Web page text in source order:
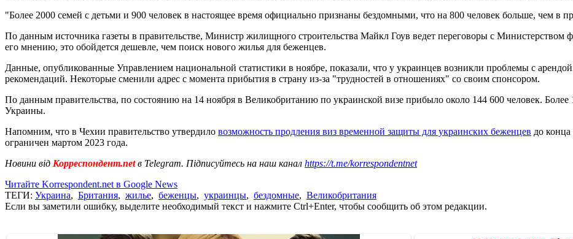
"Более 2000 семей с детьми и 900 человек в настоящее время официально признаны бездомными, что на 800 человек больше, чем в
По данным источника газеты в правительстве, Министр жилищного строительства Майкл Гоув ведет переговоры с
его мнению, это обойдется дешевле, чем поиск нового жилья для беженцев.
Данные, опубликованные Управлением национальной статистики в ноябре, показали, что у украинцев возникли проблемы с
рекомендаций. Некоторые сменили адрес с момента прибытия в страну из-за "трудностей в отношениях" со своим спонсором.
По данным правительства, по состоянию на 14 ноября в Великобританию по украинской визе прибыло около 144 600 человек.
Украины.
Напомним, что в Чехии правительство утвердило возможность продления виз временной защиты для украинских беженцев до
ограничен мартом 2023 года.
Новини від Корреспондент.netв Telegram. Підписуйтесь на наш канал https://t.me/korrespondentnet
Читайте Korrespondent.net в Google News
ТЕГИ: Украина, Британия, жилье, беженцы, украинцы, бездомные, Великобритания
Если вы заметили ошибку, выделите необходимый текст и нажмите Ctrl+Enter, чтобы сообщить об этом редакции.